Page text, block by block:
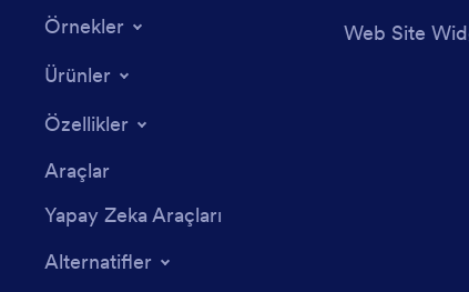
Örnekler
Ürünler
Özellikler
Araçlar
Yapay Zeka Araçları
Alternatifler
Web Site